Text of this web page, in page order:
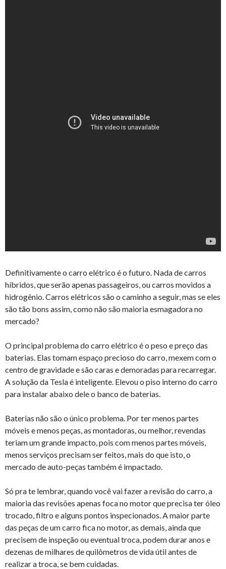
Definitivamente o carro elétrico é o futuro. Nada de carros
híbridos, que serão apenas passageiros, ou carros movidos a
hidrogênio. Carros elétricos são o caminho a seguir, mas se eles
são tão bons assim, como não são maioria esmagadora no
mercado?
O principal problema do carro elétrico é o peso e preço das
baterias. Elas tomam espaço precioso do carro, mexem com o
centro de gravidade e são caras e demoradas para recarregar.
A solução da Tesla é inteligente. Elevou o piso interno do carro
para instalar abaixo dele o banco de baterias.
Baterias não são o único problema. Por ter menos partes
móveis e menos peças, as montadoras, ou melhor, revendas
teriam um grande impacto, pois com menos partes móveis,
menos serviços precisam ser feitos, mais do que isto, o
mercado de auto-peças também é impactado.
Só pra te lembrar, quando você vai fazer a revisão do carro, a
maioria das revisões apenas foca no motor que precisa ter óleo
trocado, filtro e alguns pontos inspecionados. A maior parte
das peças de um carro fica no motor, as demais, ainda que
precisem de inspeção ou eventual troca, podem durar anos e
dezenas de milhares de quilômetros de vida útil antes de
realizar a troca, se bem cuidadas.